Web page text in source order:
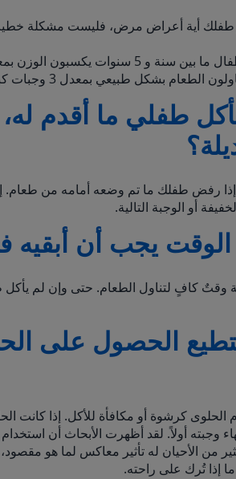
طفلك أية أعراض مرض، فليست مشكلة
الطعام بشكل طبيعي بمعدل 3 وجبات كبيرة في اليوم.
يأكل طفلي ما أقدم
إذا رفض طفلك ما تم وضعه أمامه من طعام.
أو الوجبة التالية.
يجب أن أبقيه
وقتٌ كافٍ لتناول الطعام. حتى وإن لم
الحصول على
الحلوى كرشوة أو مكافأة للأكل. إذا كانت
وجبته أولاً. لقد أظهرت الأبحاث أن
من الأحيان له تأثير معاكس لما هو
إذا تُرك على راحته.